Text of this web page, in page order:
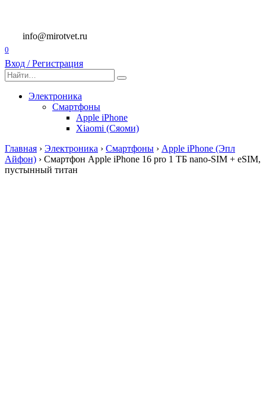
содержанию
info@mirotvet.ru
0
Вход / Регистрация
Search
for:
Электроника
Смартфоны
Apple iPhone
Xiaomi (Сяоми)
Главная › Электроника › Смартфоны › Apple iPhone (Эпл
Айфон) › Смартфон Apple iPhone 16 pro 1 ТБ nano-SIM + eSIM,
пустынный титан